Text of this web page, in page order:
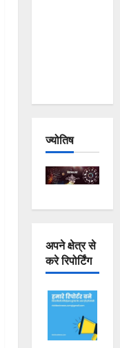
ज्योतिष
अपने क्षेत्र से
करे रिपोर्टिंग